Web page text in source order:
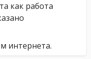
как работа
интернета.